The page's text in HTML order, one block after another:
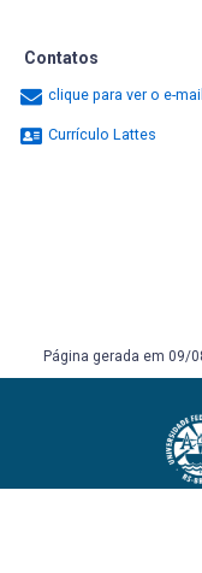
Contatos
clique para ver o e-mail
Currículo Lattes
Página gerada em 09/